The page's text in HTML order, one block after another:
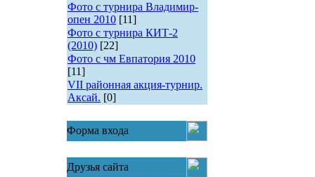
Фото с турнира Владимир-
опен 2010 [11]
Фото с турнира КИТ-2
(2010) [22]
Фото с чм Евпатория 2010
[11]
VII районная акция-турнир.
Аксай. [0]
Форма входа
Друзья сайта